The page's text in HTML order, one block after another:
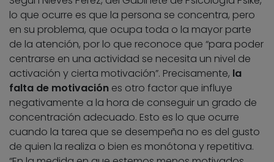
lo que ocurre es que la persona se concentra, pero
en su problema, que ocupa toda o la mayor parte
de la atención, por lo que reconoce que “para poder
centrarse en una actividad se necesita un nivel de
activación y cierta motivación”. Precisamente, la
falta de motivación es otro factor que influye
negativamente a la hora de conseguir un grado de
concentración adecuado. Esto es lo que ocurre
cuando la tarea que se desempeña no es del gusto
de quien la realiza o bien es monótona y repetitiva.